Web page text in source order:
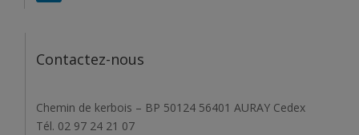
Contactez-nous
Chemin de kerbois – BP 50124 56401 AURAY Cedex
Tél. 02 97 24 21 07